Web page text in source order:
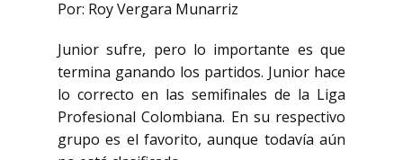
Por: Roy Vergara Munarriz
Junior sufre, pero lo importante es que
termina ganando los partidos. Junior hace
lo correcto en las semifinales de la Liga
Profesional Colombiana. En su respectivo
grupo es el favorito, aunque todavía aún